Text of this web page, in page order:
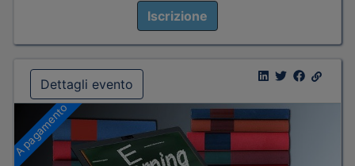
Iscrizione
Dettagli evento
A pagamento